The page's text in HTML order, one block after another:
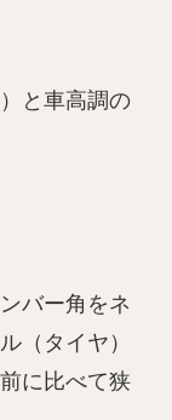
と車高調の
バー角をネ
（タイヤ）
に比べて狭